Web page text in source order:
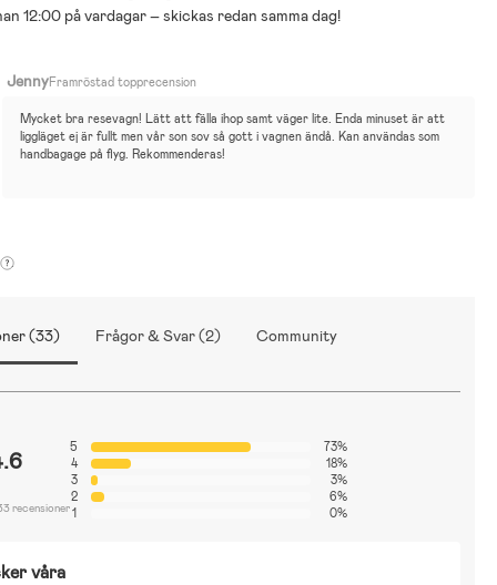
behov, och att det ibland kan bli mycket att tänka på med olika
12:00 på vardagar – skickas redan samma dag!
JennyFramröstad topprecension
Mycket bra resevagn! Lätt att fälla ihop samt väger lite. Enda minuset är att
liggläget ej är fullt men vår son sov så gott i vagnen ändå. Kan användas som
handbagage på flyg. Rekommenderas!
(33) Frågor & Svar (2) Community
recensioner
5
73%
4
18%
3
3%
2
6%
1
0%
våra